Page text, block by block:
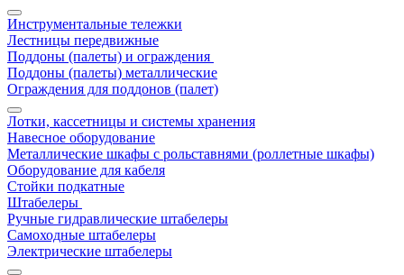
Инструментальные тележки
Лестницы передвижные
Поддоны (палеты) и ограждения
Поддоны (палеты) металлические
Ограждения для поддонов (палет)
Лотки, кассетницы и системы хранения
Навесное оборудование
Металлические шкафы с рольставнями (роллетные шкафы)
Оборудование для кабеля
Стойки подкатные
Штабелеры
Ручные гидравлические штабелеры
Самоходные штабелеры
Электрические штабелеры